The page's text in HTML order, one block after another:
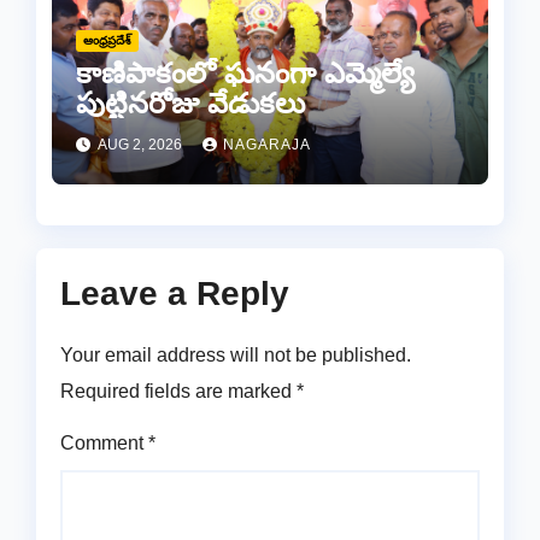
ఆంధ్రప్రదేశ్
కాణిపాకంలో ఘనంగా ఎమ్మెల్యే
పుట్టినరోజు వేడుకలు
AUG 2, 2026 NAGARAJA
Leave a Reply
Your email address will not be published.
Required fields are marked *
Comment*